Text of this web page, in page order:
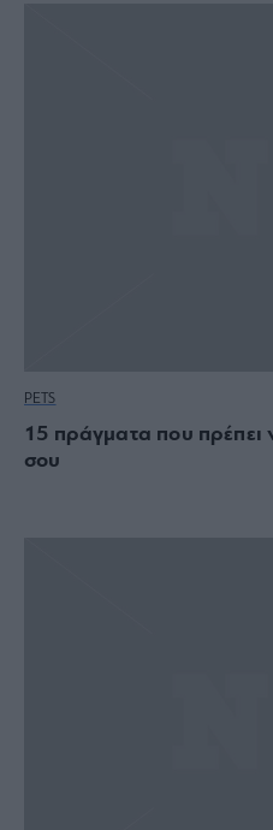
PETS
15 πράγματα που πρέπει
σου